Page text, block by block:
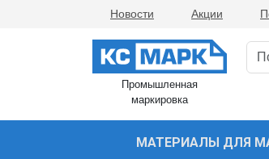
Новости Акции
Промышленная
маркировка
МАТЕРИАЛЫ ДЛЯ